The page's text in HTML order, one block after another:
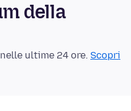
della
ultime 24 ore. Scopri